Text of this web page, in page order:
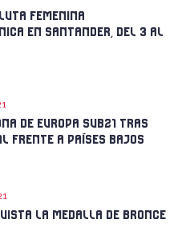
FEMENINA
EN SANTANDER, DEL 3 AL
DE EUROPA SUB21 TRAS
FRENTE A PAÍSES BAJOS
LA MEDALLA DE BRONCE